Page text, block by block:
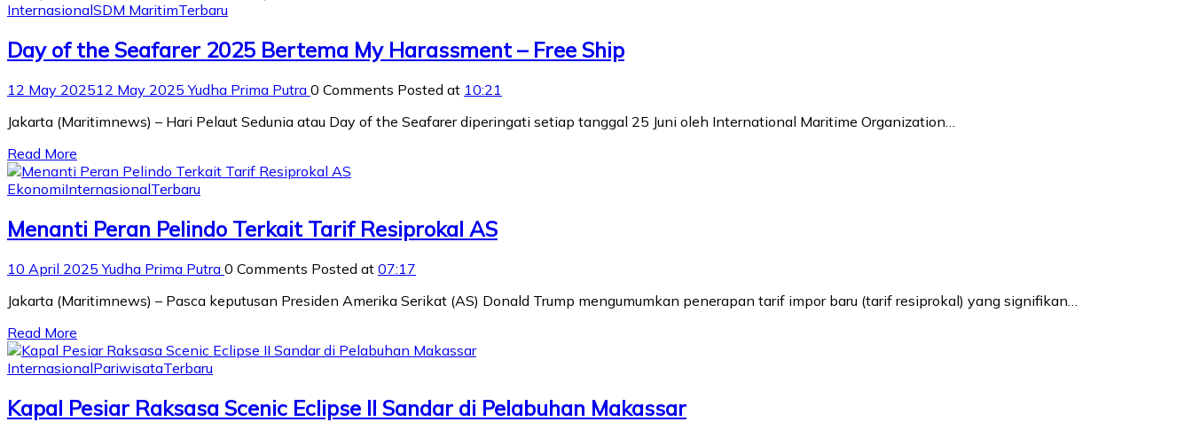
InternasionalSDM MaritimTerbaru
Day of the Seafarer 2025 Bertema My Harassment – Free Ship
12 May 202512 May 2025 Yudha Prima Putra 0 Comments Posted at 10:21
Jakarta (Maritimnews) – Hari Pelaut Sedunia atau Day of the Seafarer diperingati setiap tanggal 25 Juni oleh International Maritime Organization…
Read More
EkonomiInternasionalTerbaru
Menanti Peran Pelindo Terkait Tarif Resiprokal AS
10 April 2025 Yudha Prima Putra 0 Comments Posted at 07:17
Jakarta (Maritimnews) – Pasca keputusan Presiden Amerika Serikat (AS) Donald Trump mengumumkan penerapan tarif impor baru (tarif resiprokal) yang signifikan…
Read More
InternasionalPariwisataTerbaru
Kapal Pesiar Raksasa Scenic Eclipse II Sandar di Pelabuhan Makassar